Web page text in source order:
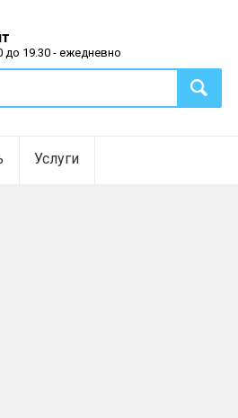
до 19.30 - ежедневно
Услуги